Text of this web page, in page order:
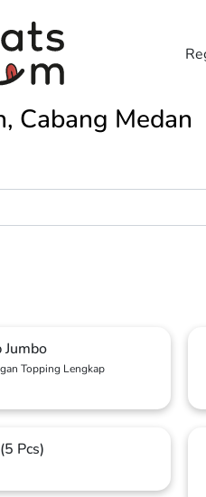
Cabang Medan
Topping Lengkap
Pcs)